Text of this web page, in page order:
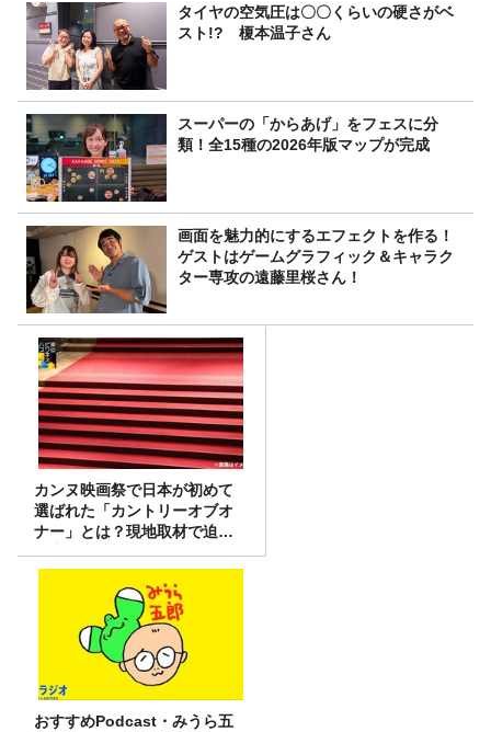
タイヤの空気圧は〇〇くらいの硬さがベ
スト!? 榎本温子さん
スーパーの「からあげ」をフェスに分
類！全15種の2026年版マップが完成
画面を魅力的にするエフェクトを作る！
ゲストはゲームグラフィック＆キャラク
ター専攻の遠藤里桜さん！
カンヌ映画祭で日本が初めて
選ばれた「カントリーオブオ
ナー」とは？現地取材で迫る
選出の意味
おすすめPodcast・みうら五